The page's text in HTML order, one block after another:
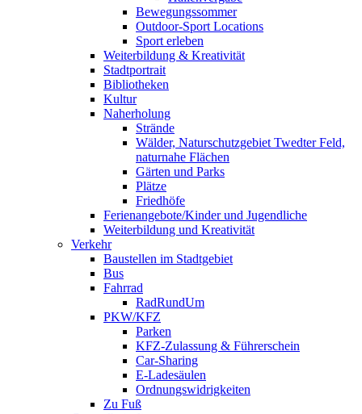
Bewegungssommer
Outdoor-Sport Locations
Sport erleben
Weiterbildung & Kreativität
Stadtportrait
Bibliotheken
Kultur
Naherholung
Strände
Wälder, Naturschutzgebiet Twedter Feld,
naturnahe Flächen
Gärten und Parks
Plätze
Friedhöfe
Ferienangebote/Kinder und Jugendliche
Weiterbildung und Kreativität
Verkehr
Baustellen im Stadtgebiet
Bus
Fahrrad
RadRundUm
PKW/KFZ
Parken
KFZ-Zulassung & Führerschein
Car-Sharing
E-Ladesäulen
Ordnungswidrigkeiten
Zu Fuß